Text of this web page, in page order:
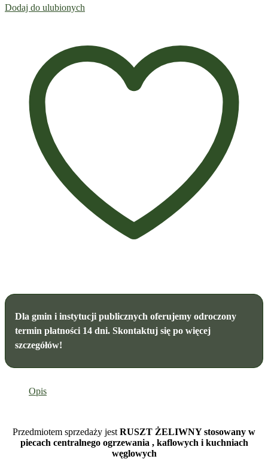
Dodaj do ulubionych
Dla gmin i instytucji publicznych oferujemy odroczony
termin płatności 14 dni. Skontaktuj się po więcej
szczegółów!
Opis
Przedmiotem sprzedaży jest RUSZT ŻELIWNY stosowany w
piecach centralnego ogrzewania , kaflowych i kuchniach
węglowych